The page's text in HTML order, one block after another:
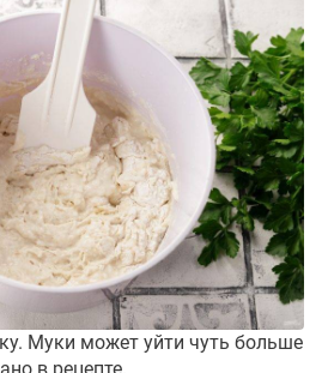
Муки может уйти чуть больше